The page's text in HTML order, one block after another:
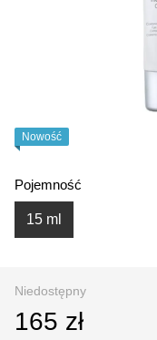
Nowość
Pojemność
15 ml
Niedostępny
165 zł